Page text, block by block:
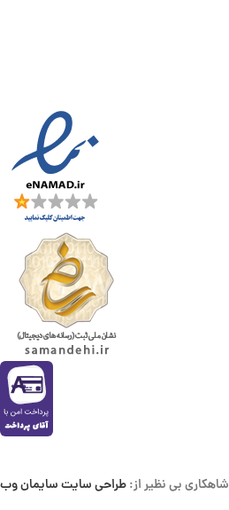
شاهکاری بی نظیر از:طراحی سایت سایمان وب